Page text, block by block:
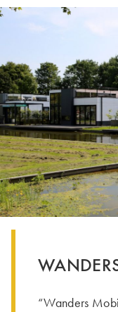
“Wanders